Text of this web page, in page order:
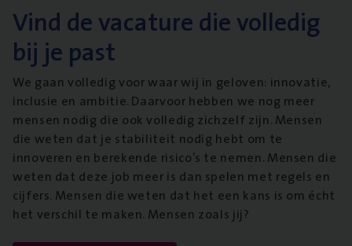
Vind de vacature die volledig
bij je past
We gaan volledig voor waar wij in geloven: innovatie,
inclusie en ambitie. Daarvoor hebben we nog meer
mensen nodig die ook volledig zichzelf zijn. Mensen
die weten dat je stabiliteit nodig hebt om te
innoveren en berekende risico’s te nemen. Mensen die
weten dat deze job meer is dan spelen met regels en
cijfers. Mensen die weten dat het een kans is om écht
het verschil te maken. Mensen zoals jij?